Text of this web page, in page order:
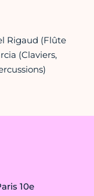
10e
Rigaud (Flûte
(Claviers,